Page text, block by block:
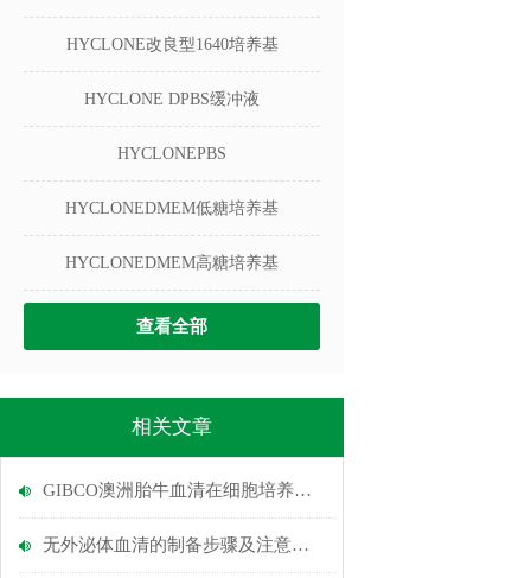
HYCLONE改良型1640培养基
HYCLONE DPBS缓冲液
HYCLONEPBS
HYCLONEDMEM低糖培养基
HYCLONEDMEM高糖培养基
查看全部
相关文章
GIBCO澳洲胎牛血清在细胞培养中有什么作用？
无外泌体血清的制备步骤及注意事项